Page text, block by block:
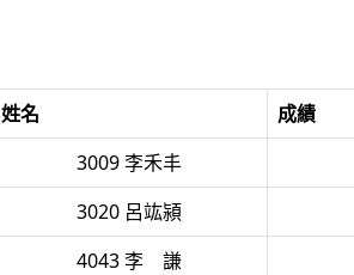
姓名 成績
3009 李禾丰
3020 呂竑潁
4043 李 謙